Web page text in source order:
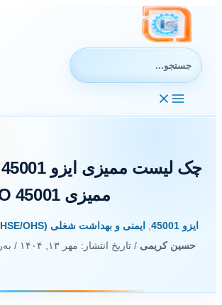
جستجوی:
ممیزی ISO 45001
ایزو 45001 , ایمنی و بهداشت شغلی (HSE/OHS)
حسین کریمی / تاریخ انتشار: مهر ۱۳, ۱۴۰۴ /